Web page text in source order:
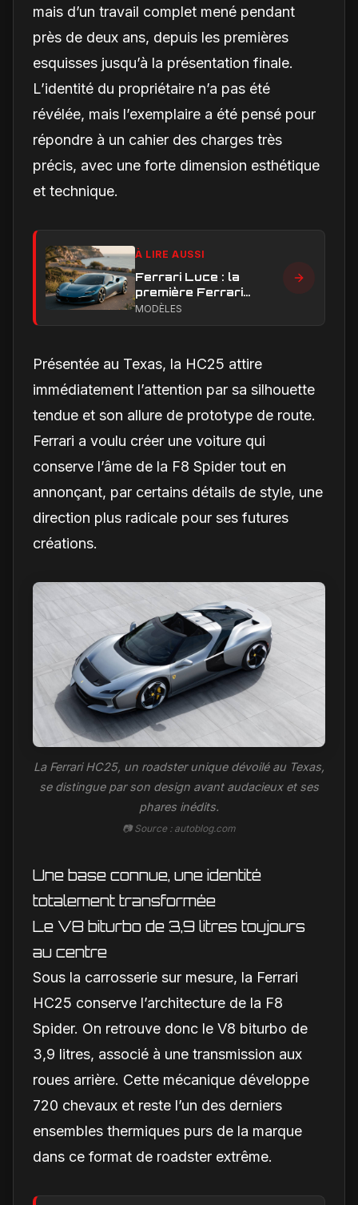
mais d’un travail complet mené pendant
près de deux ans, depuis les premières
esquisses jusqu’à la présentation finale.
L’identité du propriétaire n’a pas été
révélée, mais l’exemplaire a été pensé pour
répondre à un cahier des charges très
précis, avec une forte dimension esthétique
et technique.
À LIRE AUSSI
Ferrari Luce : la
première Ferrari
électrique peut-elle
MODÈLES
Présentée au Texas, la HC25 attire
immédiatement l’attention par sa silhouette
tendue et son allure de prototype de route.
Ferrari a voulu créer une voiture qui
conserve l’âme de la F8 Spider tout en
annonçant, par certains détails de style, une
direction plus radicale pour ses futures
créations.
La Ferrari HC25, un roadster unique dévoilé au Texas,
se distingue par son design avant audacieux et ses
phares inédits.
📷 Source : autoblog.com
Une base connue, une identité
totalement transformée
Le V8 biturbo de 3,9 litres toujours
au centre
Sous la carrosserie sur mesure, la Ferrari
HC25 conserve l’architecture de la F8
Spider. On retrouve donc le V8 biturbo de
3,9 litres, associé à une transmission aux
roues arrière. Cette mécanique développe
720 chevaux et reste l’un des derniers
ensembles thermiques purs de la marque
dans ce format de roadster extrême.